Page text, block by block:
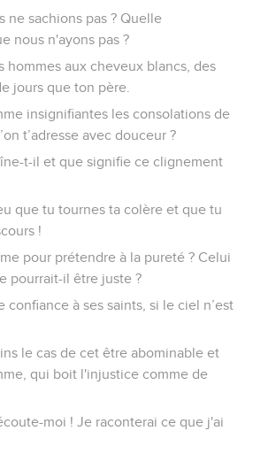
ne sachions pas ? Quelle
nous n'ayons pas ?
hommes aux cheveux blancs, des
jours que ton père.
insignifiantes les consolations de
t’adresse avec douceur ?
t-il et que signifie ce clignement
que tu tournes ta colère et que tu
!
pour prétendre à la pureté ? Celui
pourrait-il être juste ?
confiance à ses saints, si le ciel n’est
le cas de cet être abominable et
qui boit l'injustice comme de
moi ! Je raconterai ce que j'ai